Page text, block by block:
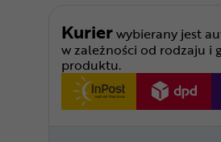
Kurierwybierany jest
w zależności od rodzaju i
produktu.